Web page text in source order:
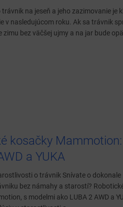
na jeseň a jeho zazimovanie je
v nasledujúcom roku. Ak sa trávnik
zimu bez väčšej ujmy a na jar bude
kosačky Mammotion:
a YUKA
o trávnik Snívate o dokonale
bez námahy a starostí?
s modelmi ako LUBA 2 AWD a